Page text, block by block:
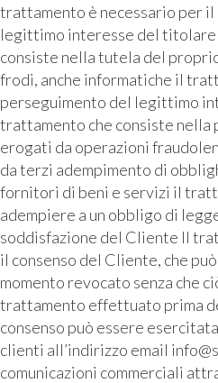
trattamento è necessario per
legittimo interesse del
consiste nella tutela del
frodi, anche informatiche il
perseguimento del legittimo
trattamento che consiste nella
erogati da operazioni
da terzi adempimento di
fornitori di beni e servizi il
adempiere a un obbligo di
soddisfazione del Cliente Il
il consenso del Cliente, che
momento revocato senza che
trattamento effettuato prima
consenso può essere
clienti all’indirizzo email
comunicazioni commerciali